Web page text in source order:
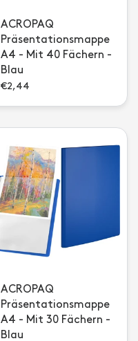
ACROPAQ
Präsentationsmappe
A4 - Mit 40 Fächern -
Blau
€2,44
ACROPAQ
Präsentationsmappe
A4 - Mit 30 Fächern -
Blau